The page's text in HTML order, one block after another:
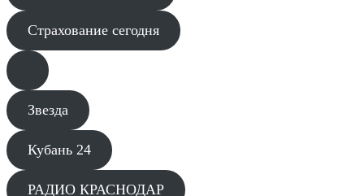
Страхование сегодня
Звезда
Кубань 24
РАДИО КРАСНОДАР